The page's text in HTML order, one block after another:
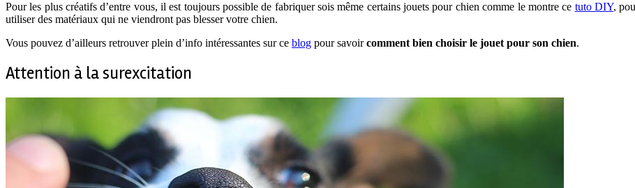
Pour les plus créatifs d’entre vous, il est toujours possible de fabriquer sois même certains jouets pour chien comme le montre ce tuto DIY,
utiliser des matériaux qui ne viendront pas blesser votre chien.
Vous pouvez d’ailleurs retrouver plein d’info intéressantes sur ce blog pour savoircomment bien choisir le jouet pour son chien.
Attention à la surexcitation